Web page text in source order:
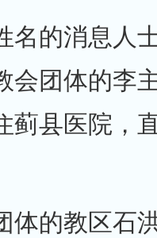
名的消息人
会团体的李
蓟县医院，
体的教区石